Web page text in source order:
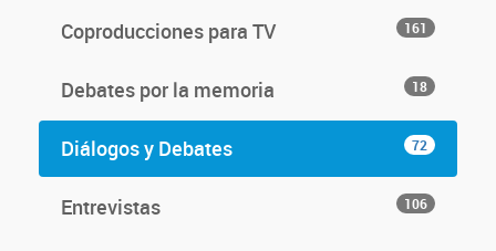
Coproducciones para TV 161
Debates por la memoria 18
Diálogos y Debates 72
Entrevistas 106